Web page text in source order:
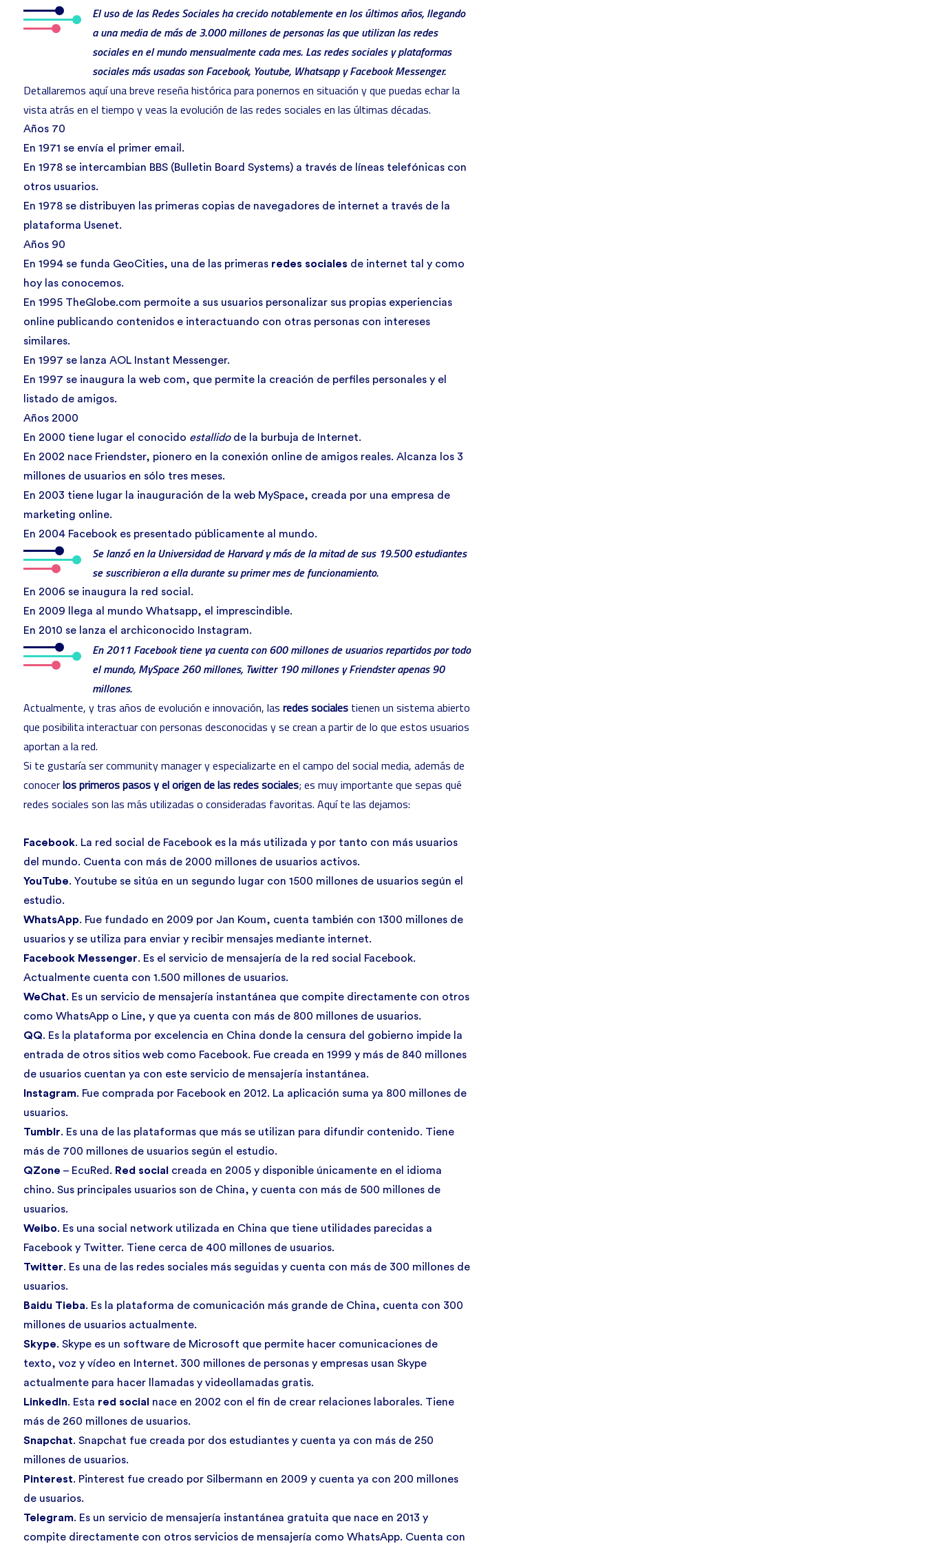
El uso de las Redes Sociales ha crecido notablemente en los últimos años, llegando
a una media de más de 3.000 millones de personas las que utilizan las redes
sociales en el mundo mensualmente cada mes. Las redes sociales y plataformas
sociales más usadas son Facebook, Youtube, Whatsapp y Facebook Messenger.
Detallaremos aquí una breve reseña histórica para ponernos en situación y que puedas echar la
vista atrás en el tiempo y veas la evolución de las redes sociales en las últimas décadas.
Años 70
En 1971 se envía el primer email.
En 1978 se intercambian BBS (Bulletin Board Systems) a través de líneas telefónicas con
otros usuarios.
En 1978 se distribuyen las primeras copias de navegadores de internet a través de la
plataforma Usenet.
Años 90
En 1994 se funda GeoCities, una de las primeras redes sociales de internet tal y como
hoy las conocemos.
En 1995 TheGlobe.com permoite a sus usuarios personalizar sus propias experiencias
online publicando contenidos e interactuando con otras personas con intereses
similares.
En 1997 se lanza AOL Instant Messenger.
En 1997 se inaugura la web com, que permite la creación de perfiles personales y el
listado de amigos.
Años 2000
En 2000 tiene lugar el conocido estallido de la burbuja de Internet.
En 2002 nace Friendster, pionero en la conexión online de amigos reales. Alcanza los 3
millones de usuarios en sólo tres meses.
En 2003 tiene lugar la inauguración de la web MySpace, creada por una empresa de
marketing online.
En 2004 Facebook es presentado públicamente al mundo.
Se lanzó en la Universidad de Harvard y más de la mitad de sus 19.500 estudiantes
se suscribieron a ella durante su primer mes de funcionamiento.
En 2006 se inaugura la red social.
En 2009 llega al mundo Whatsapp, el imprescindible.
En 2010 se lanza el archiconocido Instagram.
En 2011 Facebook tiene ya cuenta con 600 millones de usuarios repartidos por todo
el mundo, MySpace 260 millones, Twitter 190 millones y Friendster apenas 90
millones.
Actualmente, y tras años de evolución e innovación, las redes sociales tienen un sistema abierto
que posibilita interactuar con personas desconocidas y se crean a partir de lo que estos usuarios
aportan a la red.
Si te gustaría ser community manager y especializarte en el campo del social media, además de
conocerlos primeros pasos y el origen de las redes sociales; es muy importante que sepas qué
redes sociales son las más utilizadas o consideradas favoritas. Aquí te las dejamos:
Facebook. La red social de Facebook es la más utilizada y por tanto con más usuarios
del mundo. Cuenta con más de 2000 millones de usuarios activos.
YouTube. Youtube se sitúa en un segundo lugar con 1500 millones de usuarios según el
estudio.
WhatsApp. Fue fundado en 2009 por Jan Koum, cuenta también con 1300 millones de
usuarios y se utiliza para enviar y recibir mensajes mediante internet.
Facebook Messenger. Es el servicio de mensajería de la red social Facebook.
Actualmente cuenta con 1.500 millones de usuarios.
WeChat. Es un servicio de mensajería instantánea que compite directamente con otros
como WhatsApp o Line, y que ya cuenta con más de 800 millones de usuarios.
QQ. Es la plataforma por excelencia en China donde la censura del gobierno impide la
entrada de otros sitios web como Facebook. Fue creada en 1999 y más de 840 millones
de usuarios cuentan ya con este servicio de mensajería instantánea.
Instagram. Fue comprada por Facebook en 2012. La aplicación suma ya 800 millones de
usuarios.
Tumblr. Es una de las plataformas que más se utilizan para difundir contenido. Tiene
más de 700 millones de usuarios según el estudio.
QZone – EcuRed. Red social
creada en 2005 y disponible únicamente en el idioma
chino. Sus principales usuarios son de China, y cuenta con más de 500 millones de
usuarios.
Weibo. Es una social network utilizada en China que tiene utilidades parecidas a
Facebook y Twitter. Tiene cerca de 400 millones de usuarios.
Twitter. Es una de las redes sociales más seguidas y cuenta con más de 300 millones de
usuarios.
Baidu Tieba. Es la plataforma de comunicación más grande de China, cuenta con 300
millones de usuarios actualmente.
Skype. Skype es un software de Microsoft que permite hacer comunicaciones de
texto, voz y vídeo en Internet. 300 millones de personas y empresas usan Skype
actualmente para hacer llamadas y videollamadas gratis.
LinkedIn. Esta red social nace en 2002 con el fin de crear relaciones laborales. Tiene
más de 260 millones de usuarios.
Snapchat. Snapchat fue creada por dos estudiantes y cuenta ya con más de 250
millones de usuarios.
Pinterest. Pinterest fue creado por Silbermann en 2009 y cuenta ya con 200 millones
de usuarios.
Telegram. Es un servicio de mensajería instantánea gratuita que nace en 2013 y
compite directamente con otros servicios de mensajería como WhatsApp. Cuenta con